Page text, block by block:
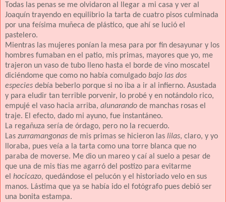
Todas las penas se me olvidaron al llegar a mi casa y ver al
Joaquín trayendo en equilibrio la tarta de cuatro pisos culminada
por una feísima muñeca de plástico, que ahí se lució el
pastelero.
Mientras las mujeres ponían la mesa para por fin desayunar y los
hombres fumaban en el patio, mis primas, mayores que yo, me
trajeron un vaso de tubo lleno hasta el borde de vino moscatel
diciéndome que como no había comulgado bajo las dos
especies debía beberlo porque si no iba a ir al infierno. Asustada
y para eludir tan terrible porvenir, lo probé y en notándolo rico,
empujé el vaso hacia arriba, alunarando de manchas rosas el
traje. El efecto, dado mi ayuno, fue instantáneo.
La regañuza sería de órdago, pero no la recuerdo.
Las zurramangonas de mis primas se hicieron las lilas, claro, y yo
lloraba, pues veía a la tarta como una torre blanca que no
paraba de moverse. Me dio un mareo y caí al suelo a pesar de
que una de mis tías me agarró del postizo para evitarme
el hocicazo, quedándose el pelucón y el historiado velo en sus
manos. Lástima que ya se había ido el fotógrafo pues debió ser
una bonita estampa.